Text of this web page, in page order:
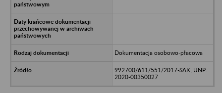
Dokumentacja osobowo-płacowa
992700/611/551/2017-SAK; UNP:
2020-00350027